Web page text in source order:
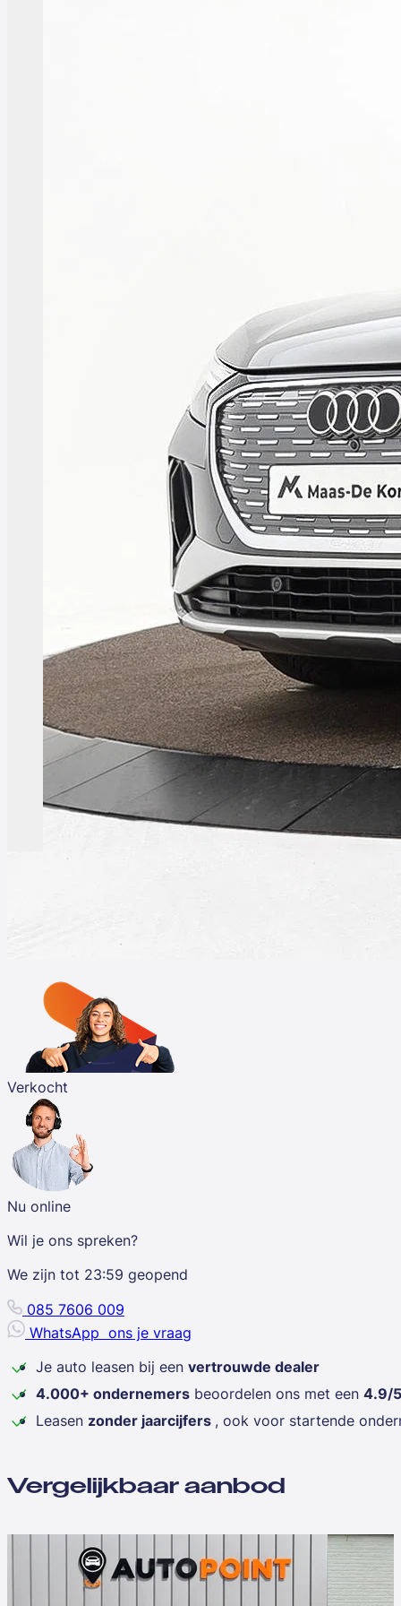
Verkocht
Nu online
Wil je ons spreken?
We zijn tot 23:59 geopend
085 7606 009
WhatsApp ons je vraag
Je auto leasen bij een vertrouwde dealer
4.000+ ondernemers beoordelen ons met een 4.9/5
Leasen zonder jaarcijfers , ook voor startende
Vergelijkbaar aanbod